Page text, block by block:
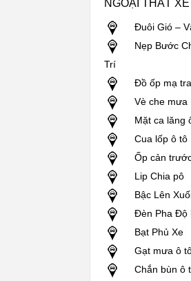
NGOẠI THẤT XE
Đuôi Gió –
Nẹp Bước
Trí
Đồ ốp mạ
Vè che mưa
Mặt ca lăng
Cua lốp ô tô
Ốp cản
Lip Chia pô
Bậc Lên
Đèn Pha Độ
Bạt Phủ Xe
Gạt mưa ô
Chắn bùn ô